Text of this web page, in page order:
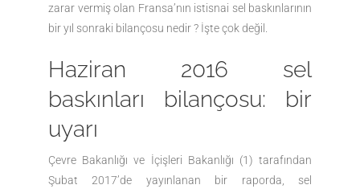
zarar vermiş olan Fransa’nın istisnai sel baskınlarının
bir yıl sonraki bilançosu nedir ? İşte çok değil.
Haziran 2016 sel
baskınları bilançosu: bir
uyarı
Çevre Bakanlığı ve İçişleri Bakanlığı (1) tarafından
Şubat 2017’de yayınlanan bir raporda, sel